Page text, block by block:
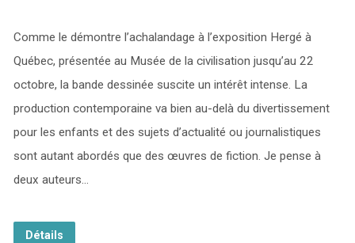
Comme le démontre l’achalandage à l’exposition Hergé à
Québec, présentée au Musée de la civilisation jusqu’au 22
octobre, la bande dessinée suscite un intérêt intense. La
production contemporaine va bien au-delà du divertissement
pour les enfants et des sujets d’actualité ou journalistiques
sont autant abordés que des œuvres de fiction. Je pense à
deux auteurs…
Détails